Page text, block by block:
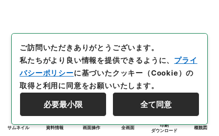
サムネイル 資料情報 画面操作 全画面
印刷
ダウンロード
概観図
ご訪問いただきありがとうございます。
私たちがより良い情報を提供できるように、 プライ
バシーポリシーに基づいたクッキー（Cookie）の
取得と利用に同意をお願いいたします。
必要最小限 全て同意